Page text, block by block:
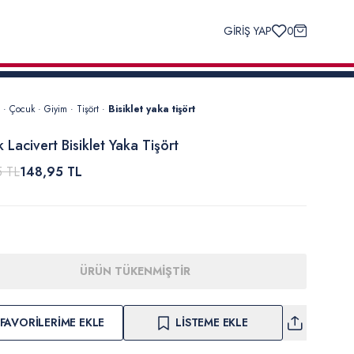
GİRİŞ YAP 0
· Çocuk · Giyim · Tişört · Bisiklet yaka tişört
Lacivert Bisiklet Yaka Tişört
TL148,95 TL
ÜRÜN TÜKENMİŞTİR
FAVORILERIME EKLE LISTEME EKLE